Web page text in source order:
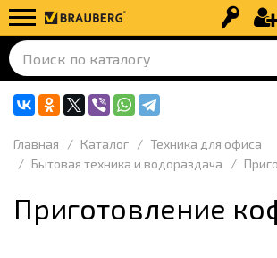
Вход
Главная Каталог
Техника для офиса
Бытовая техника и водораздача
Приготовление